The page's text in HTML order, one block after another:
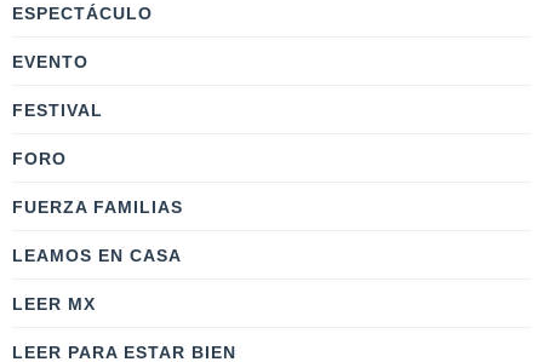
ESPECTÁCULO
EVENTO
FESTIVAL
FORO
FUERZA FAMILIAS
LEAMOS EN CASA
LEER MX
LEER PARA ESTAR BIEN